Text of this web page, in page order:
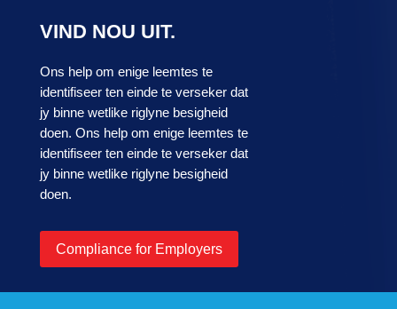
VIND NOU UIT.
Ons help om enige leemtes te
identifiseer ten einde te verseker dat
jy binne wetlike riglyne besigheid
doen. Ons help om enige leemtes te
identifiseer ten einde te verseker dat
jy binne wetlike riglyne besigheid
doen.
Compliance for Employers